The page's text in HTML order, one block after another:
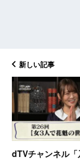
新しい記事
dTVチャンネル「